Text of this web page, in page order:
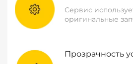
Сервис
оригинальные
Прозрачность